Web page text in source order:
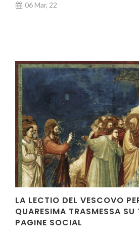
06 Mar, 22
LA LECTIO DEL VESCOVO
QUARESIMA TRASMESSA SU
PAGINE SOCIAL